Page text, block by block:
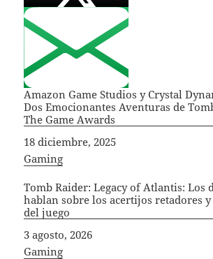
Amazon Game Studios y Crystal
Dos Emocionantes Aventuras de
The Game Awards
Fecha
18 diciembre, 2025
In relation to
Gaming
Tomb Raider: Legacy of Atlantis: Los
hablan sobre los acertijos retadores
del juego
Fecha
3 agosto, 2026
In relation to
Gaming